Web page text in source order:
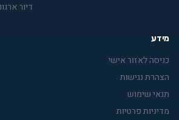
דיור
מידע
כניסה לאזור אישי
הצהרת נגישות
תנאי שימוש
מדיניות פרטיות